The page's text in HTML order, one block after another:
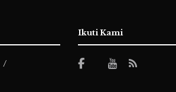
Ikuti Kami